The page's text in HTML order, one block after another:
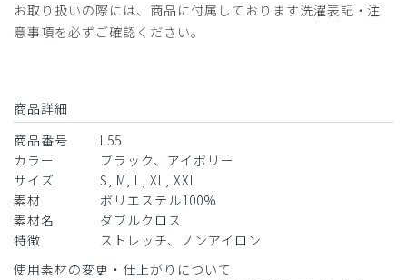
お取り扱いの際には、商品に付属しております洗濯表記・注
意事項を必ずご確認ください。
商品詳細
商品番号
L55
カラー
ブラック、アイボリー
サイズ
S, M, L, XL, XXL
素材
ポリエステル100%
素材名
ダブルクロス
特徴
ストレッチ、ノンアイロン
使用素材の変更・仕上がりについて